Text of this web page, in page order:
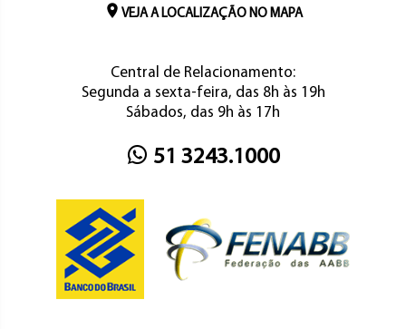
VEJA A LOCALIZAÇÃO NO MAPA
Central de Relacionamento:
Segunda a sexta-feira, das 8h às 19h
Sábados, das 9h às 17h
51 3243.1000